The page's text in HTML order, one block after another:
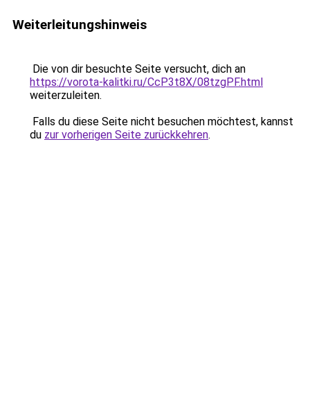
Weiterleitungshinweis
Die von dir besuchte Seite versucht, dich an
https://vorota-kalitki.ru/CcP3t8X/08tzgPF.html
weiterzuleiten.
Falls du diese Seite nicht besuchen möchtest, kannst
du zur vorherigen Seite zurückkehren.